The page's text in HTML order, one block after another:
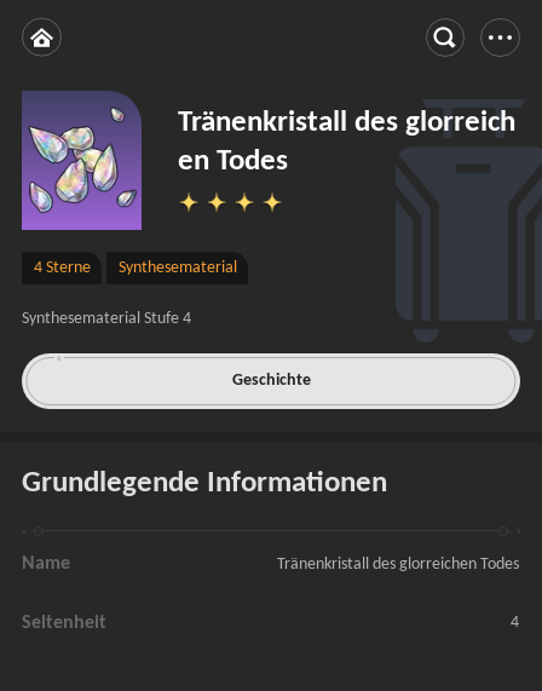
Tränenkristall des glorreich
en Todes
4 Sterne Synthesematerial
Synthesematerial Stufe 4
Geschichte
Grundlegende Informationen
Name Tränenkristall des glorreichen Todes
Seltenheit 4